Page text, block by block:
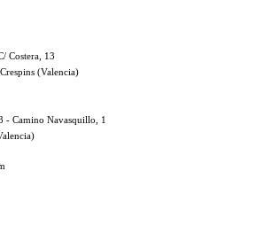
Costera, 13
(Valencia)
- Camino Navasquillo, 1